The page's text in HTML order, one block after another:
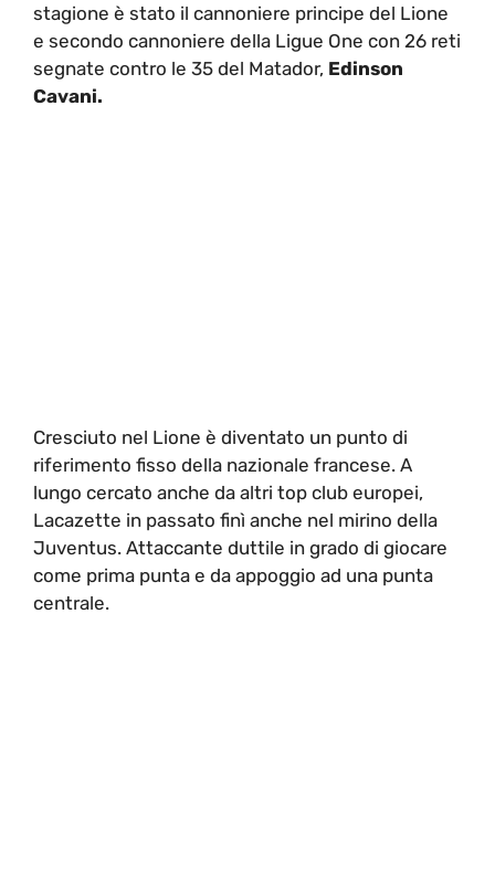
stagione è stato il cannoniere principe del Lione
e secondo cannoniere della Ligue One con 26 reti
segnate contro le 35 del Matador, Edinson
Cavani.
Cresciuto nel Lione è diventato un punto di
riferimento fisso della nazionale francese. A
lungo cercato anche da altri top club europei,
Lacazette in passato finì anche nel mirino della
Juventus. Attaccante duttile in grado di giocare
come prima punta e da appoggio ad una punta
centrale.